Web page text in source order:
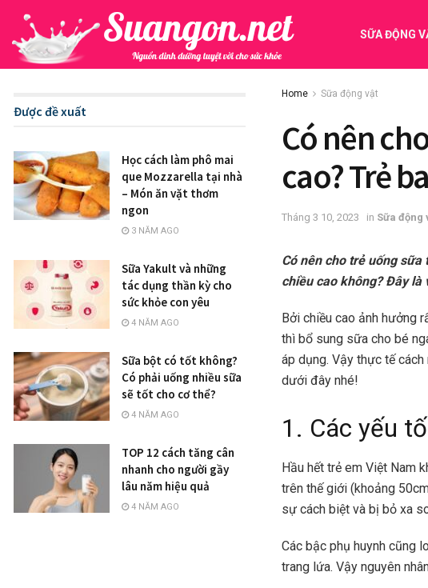
SỮA ĐỘNG
Home Sữa động vật
Có nên
cao? Trẻ
Tháng 3 10, 2023 in Sữa động
Có nên cho trẻ uống
chiều cao không? Đây là
Bởi chiều cao ảnh hưởng
thì bổ sung sữa cho bé
áp dụng. Vậy thực tế
dưới đây nhé!
1. Các yếu
Hầu hết trẻ em Việt Nam
trên thế giới (khoảng
sự cách biệt và bị bỏ xa
Các bậc phụ huynh cũng
trang lứa. Vậy nguyên
Được đề xuất
Học cách làm phô mai
que Mozzarella tại nhà
– Món ăn vặt thơm
ngon
3 NĂM AGO
Sữa Yakult và những
tác dụng thần kỳ cho
sức khỏe con yêu
4 NĂM AGO
Sữa bột có tốt không?
Có phải uống nhiều sữa
sẽ tốt cho cơ thể?
4 NĂM AGO
TOP 12 cách tăng cân
nhanh cho người gầy
lâu năm hiệu quả
4 NĂM AGO